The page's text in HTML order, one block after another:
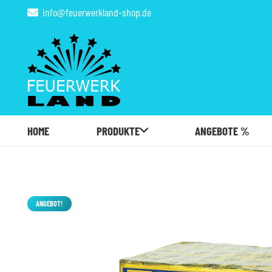
info@feuerwerkland-shop.de
HOME PRODUKTE ANGEBOTE %
ANGEBOT!